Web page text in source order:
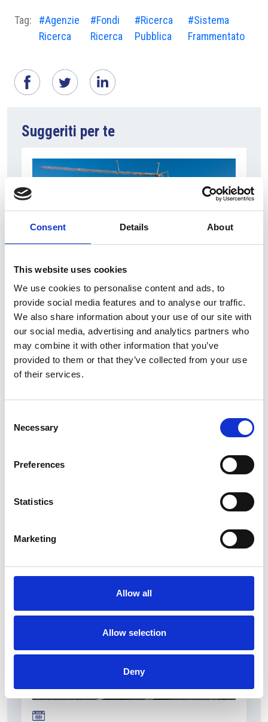
Consent Details About
This website uses cookies
We use cookies to personalise content and ads, to
provide social media features and to analyse our traffic.
We also share information about your use of our site with
our social media, advertising and analytics partners who
may combine it with other information that you’ve
provided to them or that they’ve collected from your use
of their services.
Selection
Necessary
Preferences
Statistics
Marketing
Allow all
Allow selection
Deny
Tag:
#Agenzie
Ricerca
#Fondi
Ricerca
#Ricerca
Pubblica
#Sistema
Frammentato
Suggeriti per te
7 Agosto 2026
Nel primo semestre è aumentata fortemente la
costruzione di nuove abitazioni
Repubblica Ceca